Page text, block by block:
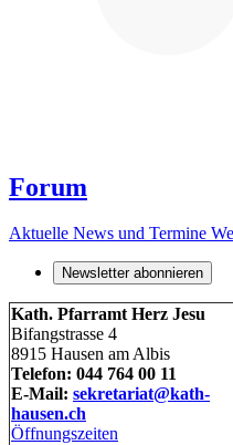
Forum
Aktuelle News und Termine
Newsletter abonnieren
Kath. Pfarramt Herz Jesu
Bifangstrasse 4
8915 Hausen am Albis
Telefon: 044 764 00 11
E-Mail: sekretariat@kath-
hausen.ch
Öffnungszeiten